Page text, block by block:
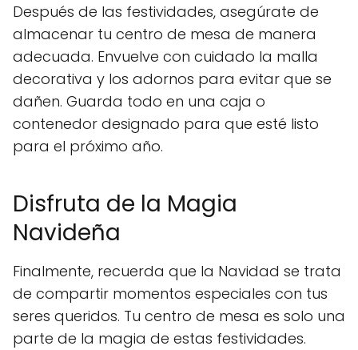
Después de las festividades, asegúrate de
almacenar tu centro de mesa de manera
adecuada. Envuelve con cuidado la malla
decorativa y los adornos para evitar que se
dañen. Guarda todo en una caja o
contenedor designado para que esté listo
para el próximo año.
Disfruta de la Magia
Navideña
Finalmente, recuerda que la Navidad se trata
de compartir momentos especiales con tus
seres queridos. Tu centro de mesa es solo una
parte de la magia de estas festividades.